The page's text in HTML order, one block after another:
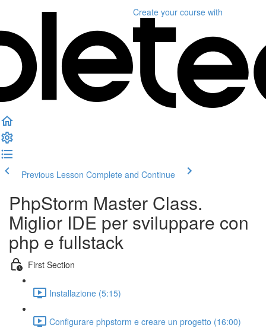
Create your course with
Previous Lesson Complete and Continue
PhpStorm Master Class.
Miglior IDE per sviluppare con
php e fullstack
First Section
Installazione (5:15)
Configurare phpstorm e creare un progetto (16:00)